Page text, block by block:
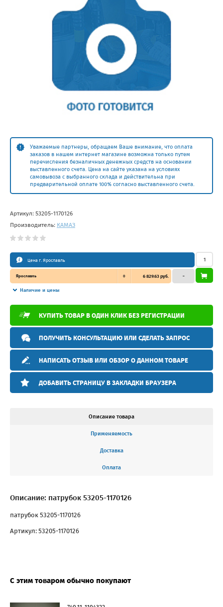
Уважаемые партнеры, обращаем Ваше внимание, что оплата
заказов в нашем интернет магазине возможна только путем
перечисления безналичных денежных средств на основании
выставленного счета. Цена на сайте указана на условиях
самовывоза с выбранного склада и действительна при
предварительной оплате 100% согласно выставленного счета.
Артикул: 53205-1170126
Производитель: КАМАЗ
Цена г. Ярославль
Ярославль 0 6 829.63 руб.
Наличие и цены
–
КУПИТЬ ТОВАР В ОДИН КЛИК БЕЗ РЕГИСТРАЦИИ
ПОЛУЧИТЬ КОНСУЛЬТАЦИЮ ИЛИ СДЕЛАТЬ ЗАПРОС
НАПИСАТЬ ОТЗЫВ ИЛИ ОБЗОР О ДАННОМ ТОВАРЕ
ДОБАВИТЬ СТРАНИЦУ В ЗАКЛАДКИ БРАУЗЕРА
Описание товара
Применяемость
Доставка
Оплата
Описание: патрубок 53205-1170126
патрубок 53205-1170126
Артикул: 53205-1170126
С этим товаром обычно покупают